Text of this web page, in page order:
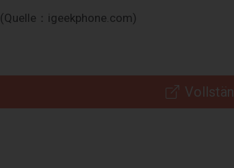
(Quelle：igeekphone.com)